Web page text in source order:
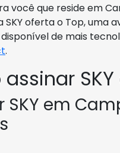
você que reside em
SKY oferta o Top,
de mais
.
SKY em